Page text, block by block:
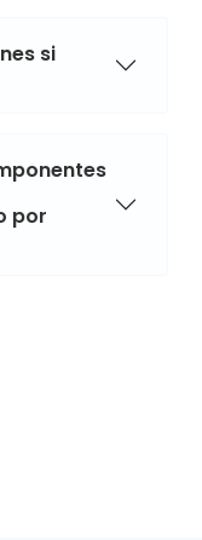
si
por